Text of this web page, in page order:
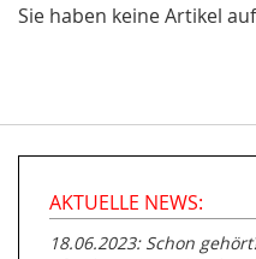
Sie haben keine Artikel
AKTUELLE NEWS:
18.06.2023: Schon